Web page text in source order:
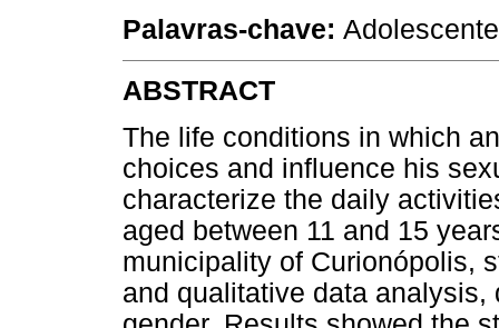
Palavras-chave:
ABSTRACT
The life conditions in which
choices and influence his
characterize the daily
aged between 11 and 15
municipality of Curionópolis,
and qualitative data